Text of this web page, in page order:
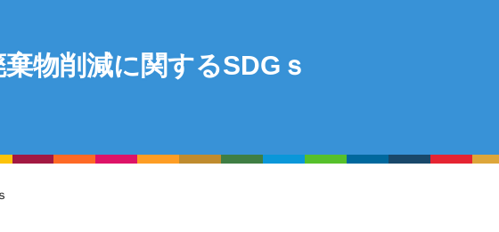
物削減に関するSDGｓ